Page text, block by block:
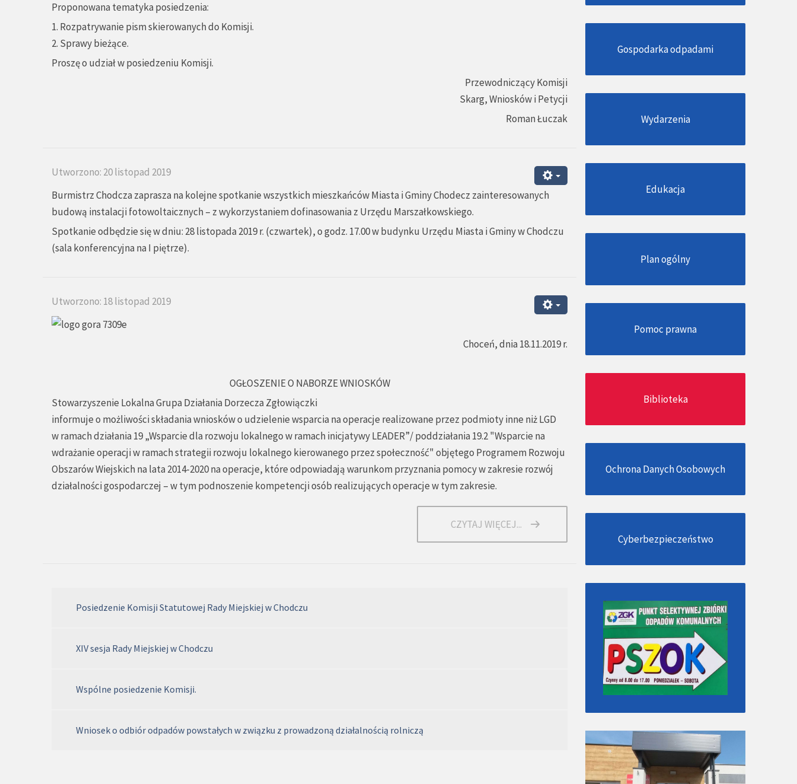
Proponowana tematyka posiedzenia:
1. Rozpatrywanie pism skierowanych do Komisji.
2. Sprawy bieżące.
Proszę o udział w posiedzeniu Komisji.
Przewodniczący Komisji
Skarg, Wniosków i Petycji
Roman Łuczak
Utworzono: 20 listopad 2019
Burmistrz Chodcza zaprasza na kolejne spotkanie wszystkich mieszkańców Miasta i Gminy Chodecz zainteresowanych
budową instalacji fotowoltaicznych – z wykorzystaniem dofinasowania z Urzędu Marszałkowskiego.
Spotkanie odbędzie się w dniu: 28 listopada 2019 r. (czwartek), o godz. 17.00 w budynku Urzędu Miasta i Gminy w Chodczu
(sala konferencyjna na I piętrze).
Utworzono: 18 listopad 2019
Choceń, dnia 18.11.2019 r.
OGŁOSZENIE O NABORZE WNIOSKÓW
Stowarzyszenie Lokalna Grupa Działania Dorzecza Zgłowiączki
informuje o możliwości składania wniosków o udzielenie wsparcia na operacje realizowane przez podmioty inne niż LGD
w ramach działania 19 „Wsparcie dla rozwoju lokalnego w ramach inicjatywy LEADER”/ poddziałania 19.2 "Wsparcie na
wdrażanie operacji w ramach strategii rozwoju lokalnego kierowanego przez społeczność" objętego Programem Rozwoju
Obszarów Wiejskich na lata 2014-2020 na operacje, które odpowiadają warunkom przyznania pomocy w zakresie rozwój
działalności gospodarczej – w tym podnoszenie kompetencji osób realizujących operacje w tym zakresie.
CZYTAJ WIĘCEJ...
Posiedzenie Komisji Statutowej Rady Miejskiej w Chodczu
XIV sesja Rady Miejskiej w Chodczu
Wspólne posiedzenie Komisji.
Wniosek o odbiór odpadów powstałych w związku z prowadzoną działalnością rolniczą
Gospodarka odpadami
Wydarzenia
Edukacja
Plan ogólny
Pomoc prawna
Biblioteka
Ochrona Danych Osobowych
Cyberbezpieczeństwo